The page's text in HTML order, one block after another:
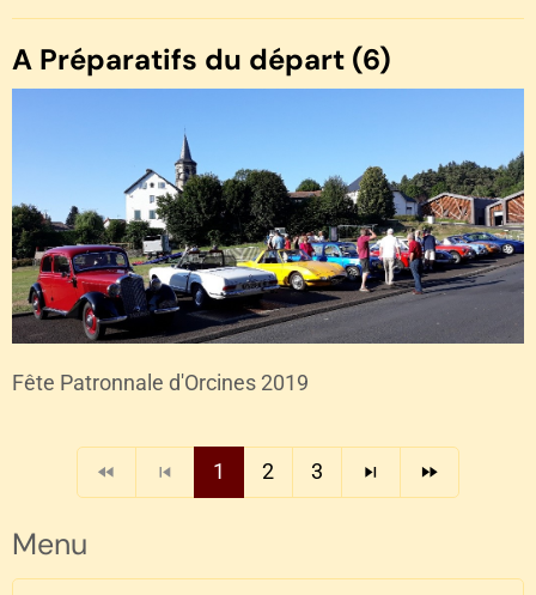
A Préparatifs du départ (6)
Fête Patronnale d'Orcines 2019
1 2 3
Menu